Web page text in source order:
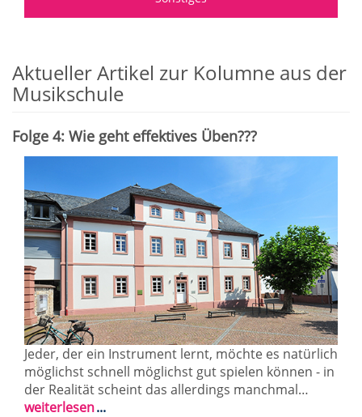
Aktueller Artikel zur Kolumne aus der
Musikschule
Folge 4: Wie geht effektives Üben???
Jeder, der ein Instrument lernt, möchte es natürlich
möglichst schnell möglichst gut spielen können - in
der Realität scheint das allerdings manchmal…
weiterlesen